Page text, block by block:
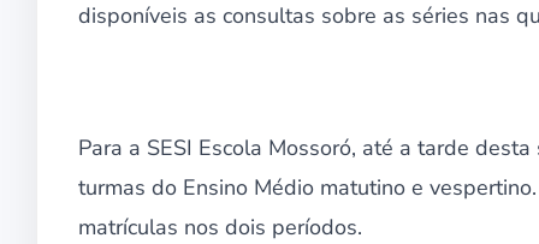
disponíveis as consultas sobre as séries nas
Para a SESI Escola Mossoró, até a tarde
turmas do Ensino Médio matutino e
matrículas nos dois períodos.